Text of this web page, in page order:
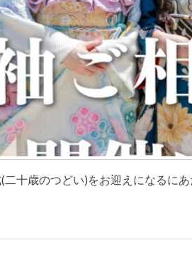
二十歳のつどい)をお迎えになるに